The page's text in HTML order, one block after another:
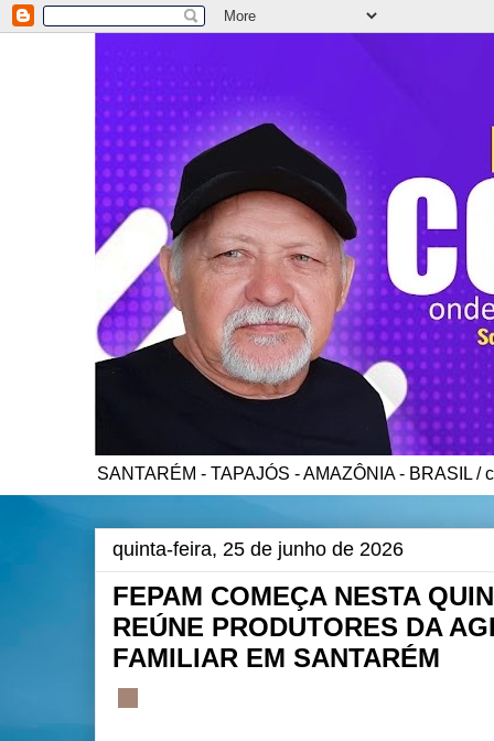
SANTARÉM - TAPAJÓS - AMAZÔNIA - BRASIL /
quinta-feira, 25 de junho de 2026
FEPAM COMEÇA NESTA
REÚNE PRODUTORES DA
FAMILIAR EM SANTARÉM